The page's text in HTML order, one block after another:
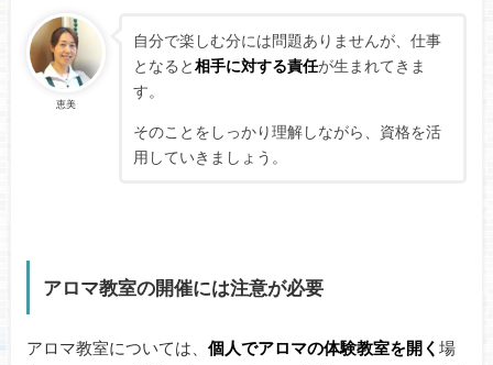
恵美
自分で楽しむ分には問題ありませんが、仕事
となると相手に対する責任が生まれてきま
す。
そのことをしっかり理解しながら、資格を活
用していきましょう。
アロマ教室の開催には注意が必要
アロマ教室については、 個人でアロマの体験教室を開く 場